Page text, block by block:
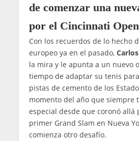
de comenzar una
por el Cincinnati Open
Con los recuerdos de lo hecho
europeo ya en el pasado,
la mira y le apunta a un nuevo
tiempo de adaptar su tenis
pistas de cemento de los
momento del año que siempre
especial desde que coronó allá
primer Grand Slam en Nueva
comienza otro desafío.